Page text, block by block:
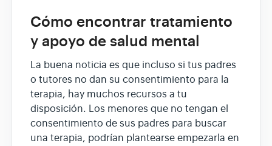
Cómo encontrar tratamiento
y apoyo de salud mental
La buena noticia es que incluso si tus padres
o tutores no dan su consentimiento para la
terapia, hay muchos recursos a tu
disposición. Los menores que no tengan el
consentimiento de sus padres para buscar
una terapia, podrían plantearse empezarla en